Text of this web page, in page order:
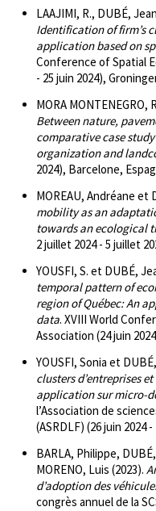
LAAJIMI, R., DUBÉ,
Identification of firm’s
application based on
Conference of Spatial
- 25 juin 2024),
MORA MONTENEGRO,
Between nature,
comparative case
organization and
2024), Barcelone,
MOREAU, Andréane et
mobility as an
towards an ecological
2 juillet 2024 - 5 juillet
YOUSFI, S. et DUBÉ,
temporal pattern of
region of Québec: An
data. XVIII World
Association (24 juin
YOUSFI, Sonia et
clusters d’entreprises
application sur micro-
l’Association de
(ASRDLF) (26 juin 2024
BARLA, Philippe,
MORENO, Luis (2023).
d’adoption des
congrès annuel de la